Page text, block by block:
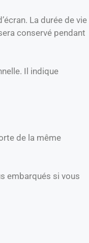
La durée de vie
conservé pendant
Il indique
de la même
embarqués si vous